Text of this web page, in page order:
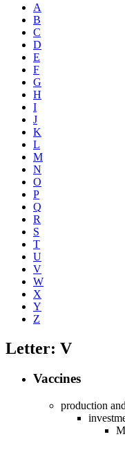
A
B
C
D
E
F
G
H
I
J
K
L
M
N
O
P
Q
R
S
T
U
V
W
X
Y
Z
Letter: V
Vaccines
production